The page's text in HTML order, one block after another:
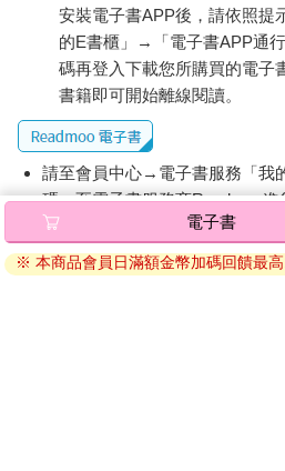
安裝電子書APP後，請依照
的E書櫃」→「電子書APP通
碼再登入下載您所購買的電子
書籍即可開始離線閱讀。
請至會員中心→電子書服務「我
碼』至電子書服務商Readmoo進
退換貨須知：
因版權保護，您在金石堂所購買
電子書
※ 本商品會員日滿額金幣加碼回饋最